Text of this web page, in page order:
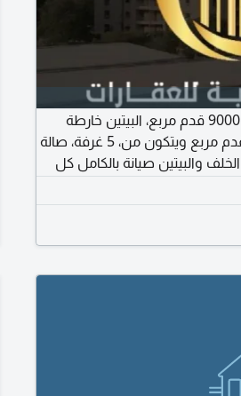
للبيع بيتين في الشهباء مساحة الأرض 9000 قدم مربع، البيتين خارطة
ملكية واحدة، ومساحة كل بيت 4500 قدم مربع ويتكون من، 5 غرفة، صالة
الخلف والبيتين صيانة بالكامل كل